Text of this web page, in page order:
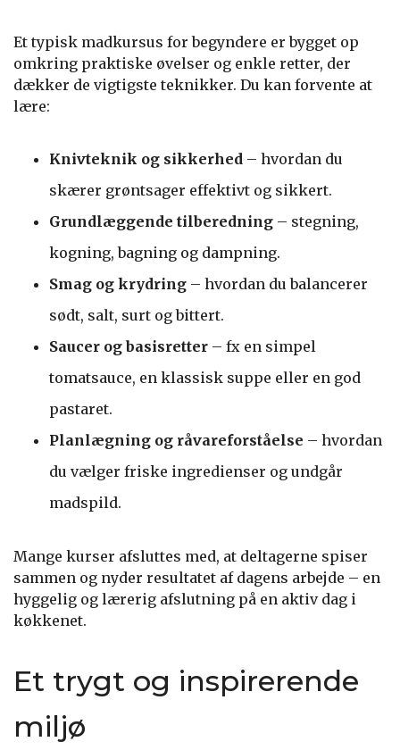
Et typisk madkursus for begyndere er bygget op
omkring praktiske øvelser og enkle retter, der
dækker de vigtigste teknikker. Du kan forvente at
lære:
Knivteknik og sikkerhed – hvordan du
skærer grøntsager effektivt og sikkert.
Grundlæggende tilberedning – stegning,
kogning, bagning og dampning.
Smag og krydring – hvordan du balancerer
sødt, salt, surt og bittert.
Saucer og basisretter – fx en simpel
tomatsauce, en klassisk suppe eller en god
pastaret.
Planlægning og råvareforståelse – hvordan
du vælger friske ingredienser og undgår
madspild.
Mange kurser afsluttes med, at deltagerne spiser
sammen og nyder resultatet af dagens arbejde – en
hyggelig og lærerig afslutning på en aktiv dag i
køkkenet.
Et trygt og inspirerende
miljø